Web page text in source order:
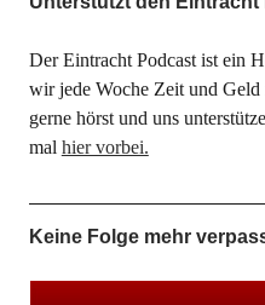
Der Eintracht Podcast ist ein
wir jede Woche Zeit und
gerne hörst und uns
mal hier vorbei.
Keine Folge mehr